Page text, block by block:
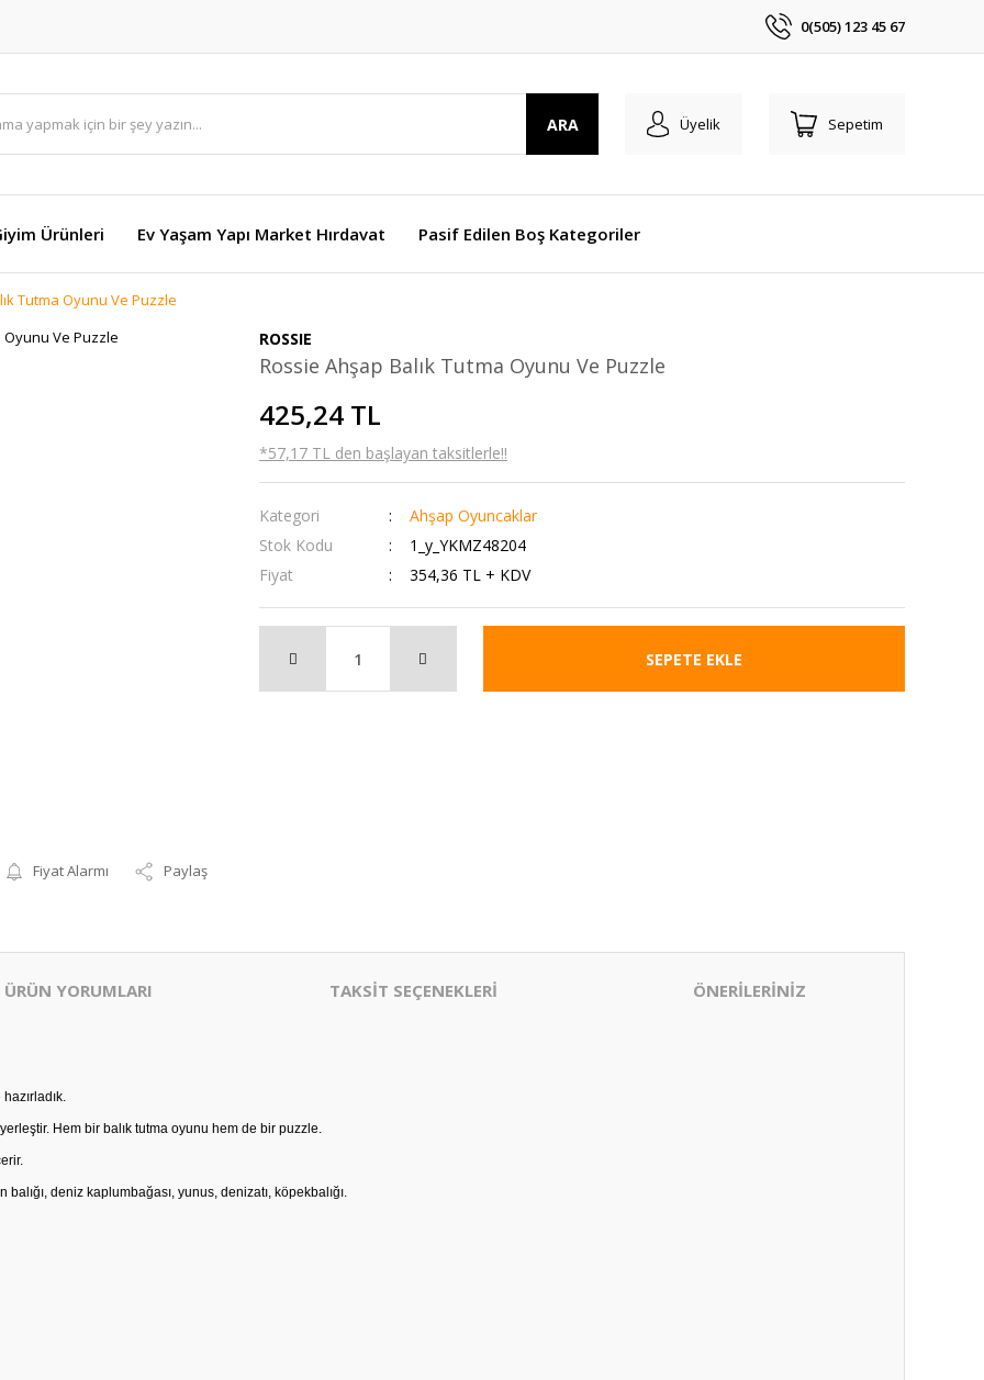
0(505) 123 45 67
ARA Üyelik Sepetim
Ürünleri Ev Yaşam Yapı Market Hırdavat Pasif Edilen Boş Kategoriler
Tutma Oyunu Ve Puzzle
Fiyat Alarmı Paylaş
ROSSIE
Rossie Ahşap Balık Tutma Oyunu Ve Puzzle
425,24 TL
*57,17 TL den başlayan taksitlerle!!
Kategori
Ahşap Oyuncaklar
Stok Kodu
1_y_YKMZ48204
Fiyat
354,36 TL + KDV
SEPETE EKLE
ÜRÜN YORUMLARI TAKSİT SEÇENEKLERİ ÖNERİLERİNİZ
Hem bir balık tutma oyunu hem de bir puzzle.
deniz kaplumbağası, yunus, denizatı, köpekbalığı.